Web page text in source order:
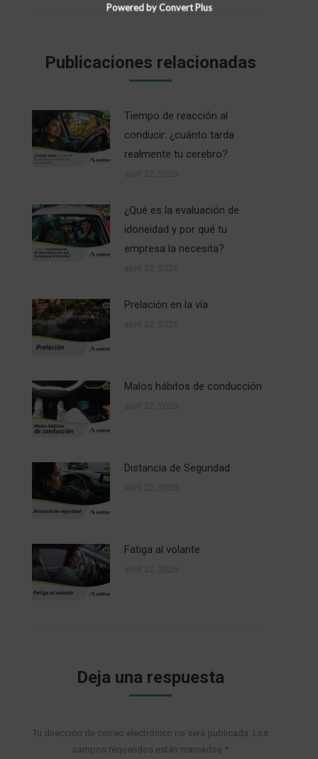
Publicaciones relacionadas
Tiempo de reacción al
conducir: ¿cuánto tarda
realmente tu cerebro?
¿Qué es la evaluación de
idoneidad y por qué tu
empresa la necesita?
Prelación en la vía
Malos hábitos de conducción
Distancia de Seguridad
Fatiga al volante
Deja una respuesta
Tu dirección de correo electrónico no será publicada. Los
campos requeridos están marcados *
Powered by Convert Plus